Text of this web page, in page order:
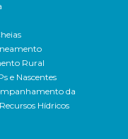
Rural
e Nascentes
da
Hídricos